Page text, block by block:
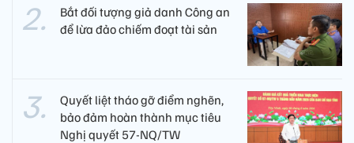
Bắt đối tượng giả danh Công an
để lừa đảo chiếm đoạt tài sản
Quyết liệt tháo gỡ điểm nghẽn,
bảo đảm hoàn thành mục tiêu
Nghị quyết 57-NQ/TW